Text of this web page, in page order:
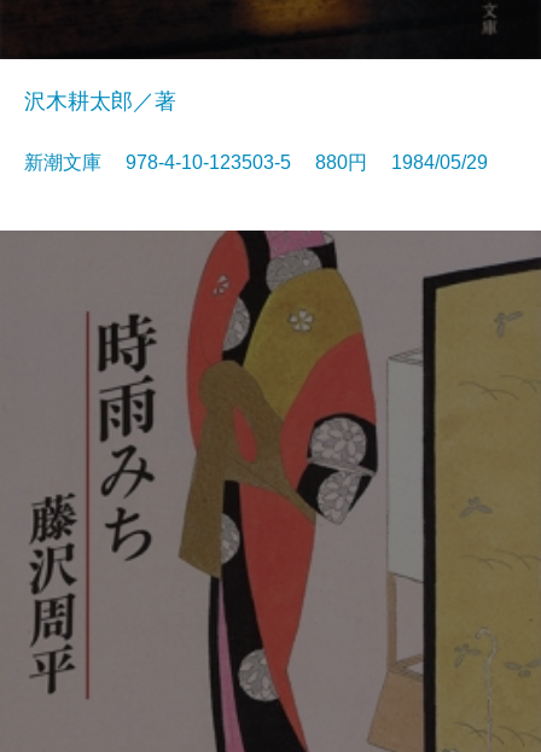
沢木耕太郎／著
新潮文庫 978-4-10-123503-5 880円 1984/05/29